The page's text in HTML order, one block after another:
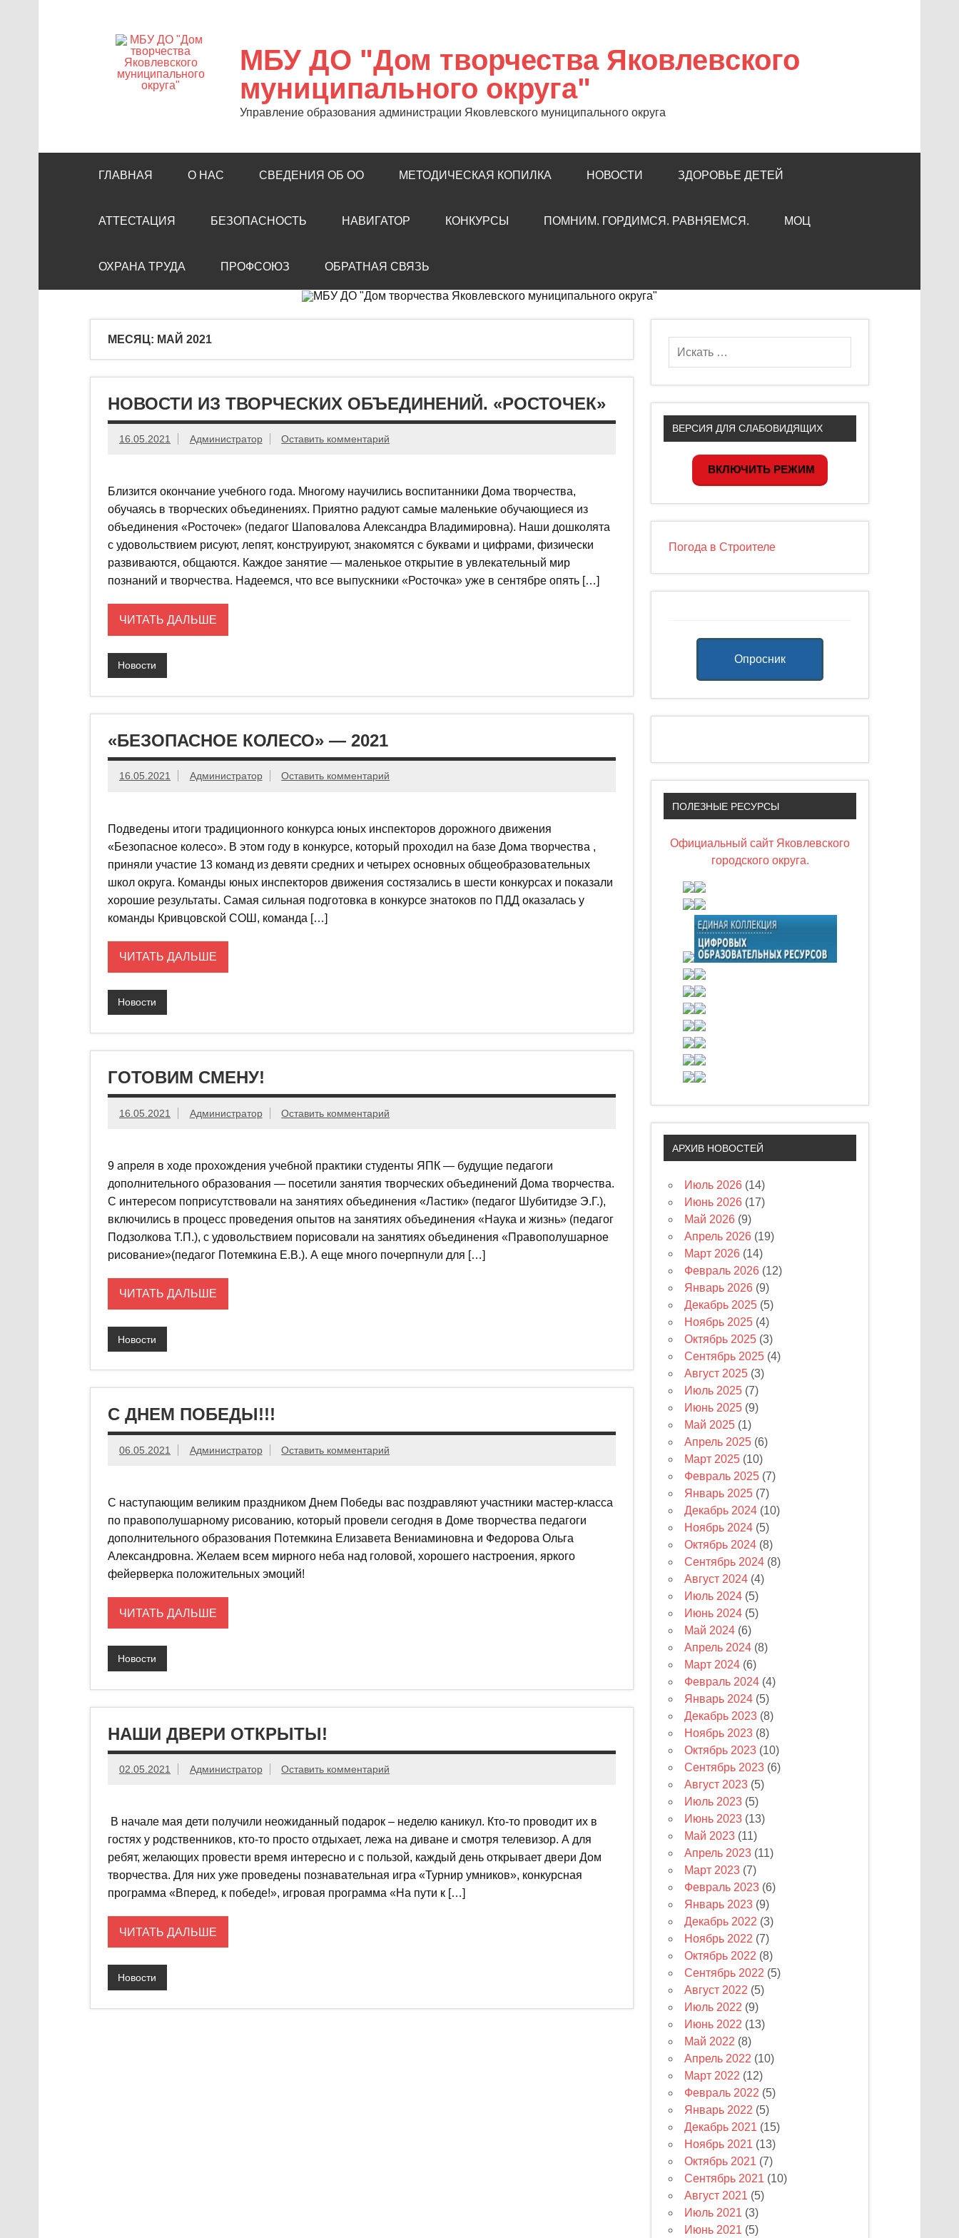
МБУ ДО "Дом творчества Яковлевского
муниципального округа"
Управление образования администрации Яковлевского муниципального округа
ГЛАВНАЯ О НАС СВЕДЕНИЯ ОБ ОО МЕТОДИЧЕСКАЯ КОПИЛКА НОВОСТИ ЗДОРОВЬЕ ДЕТЕЙ
АТТЕСТАЦИЯ БЕЗОПАСНОСТЬ НАВИГАТОР КОНКУРСЫ ПОМНИМ. ГОРДИМСЯ. РАВНЯЕМСЯ. МОЦ
ОХРАНА ТРУДА ПРОФСОЮЗ ОБРАТНАЯ СВЯЗЬ
МЕСЯЦ: МАЙ 2021
НОВОСТИ ИЗ ТВОРЧЕСКИХ ОБЪЕДИНЕНИЙ. «РОСТОЧЕК»
16.05.2021 Администратор Оставить комментарий
Близится окончание учебного года. Многому научились воспитанники Дома творчества,
обучаясь в творческих объединениях. Приятно радуют самые маленькие обучающиеся из
объединения «Росточек» (педагог Шаповалова Александра Владимировна). Наши дошколята
с удовольствием рисуют, лепят, конструируют, знакомятся с буквами и цифрами, физически
развиваются, общаются. Каждое занятие — маленькое открытие в увлекательный мир
познаний и творчества. Надеемся, что все выпускники «Росточка» уже в сентябре опять […]
ЧИТАТЬ ДАЛЬШЕ
Новости
«БЕЗОПАСНОЕ КОЛЕСО» — 2021
16.05.2021 Администратор Оставить комментарий
Подведены итоги традиционного конкурса юных инспекторов дорожного движения
«Безопасное колесо». В этом году в конкурсе, который проходил на базе Дома творчества ,
приняли участие 13 команд из девяти средних и четырех основных общеобразовательных
школ округа. Команды юных инспекторов движения состязались в шести конкурсах и показали
хорошие результаты. Самая сильная подготовка в конкурсе знатоков по ПДД оказалась у
команды Кривцовской СОШ, команда […]
ЧИТАТЬ ДАЛЬШЕ
Новости
ГОТОВИМ СМЕНУ!
16.05.2021 Администратор Оставить комментарий
9 апреля в ходе прохождения учебной практики студенты ЯПК — будущие педагоги
дополнительного образования — посетили занятия творческих объединений Дома творчества.
С интересом поприсутствовали на занятиях объединения «Ластик» (педагог Шубитидзе Э.Г.),
включились в процесс проведения опытов на занятиях объединения «Наука и жизнь» (педагог
Подзолкова Т.П.), с удовольствием порисовали на занятиях объединения «Правополушарное
рисование»(педагог Потемкина Е.В.). А еще много почерпнули для […]
ЧИТАТЬ ДАЛЬШЕ
Новости
С ДНЕМ ПОБЕДЫ!!!
06.05.2021 Администратор Оставить комментарий
С наступающим великим праздником Днем Победы вас поздравляют участники мастер-класса
по правополушарному рисованию, который провели сегодня в Доме творчества педагоги
дополнительного образования Потемкина Елизавета Вениаминовна и Федорова Ольга
Александровна. Желаем всем мирного неба над головой, хорошего настроения, яркого
фейерверка положительных эмоций!
ЧИТАТЬ ДАЛЬШЕ
Новости
НАШИ ДВЕРИ ОТКРЫТЫ!
02.05.2021 Администратор Оставить комментарий
В начале мая дети получили неожиданный подарок – неделю каникул. Кто-то проводит их в
гостях у родственников, кто-то просто отдыхает, лежа на диване и смотря телевизор. А для
ребят, желающих провести время интересно и с пользой, каждый день открывает двери Дом
творчества. Для них уже проведены познавательная игра «Турнир умников», конкурсная
программа «Вперед, к победе!», игровая программа «На пути к […]
ЧИТАТЬ ДАЛЬШЕ
Новости
ВЕРСИЯ ДЛЯ СЛАБОВИДЯЩИХ
ВКЛЮЧИТЬ РЕЖИМ
Погода в Строителе
Опросник
ПОЛЕЗНЫЕ РЕСУРСЫ
Официальный сайт Яковлевского
городского округа.
АРХИВ НОВОСТЕЙ
Июль 2026 (14)
Июнь 2026 (17)
Май 2026 (9)
Апрель 2026 (19)
Март 2026 (14)
Февраль 2026 (12)
Январь 2026 (9)
Декабрь 2025 (5)
Ноябрь 2025 (4)
Октябрь 2025 (3)
Сентябрь 2025 (4)
Август 2025 (3)
Июль 2025 (7)
Июнь 2025 (9)
Май 2025 (1)
Апрель 2025 (6)
Март 2025 (10)
Февраль 2025 (7)
Январь 2025 (7)
Декабрь 2024 (10)
Ноябрь 2024 (5)
Октябрь 2024 (8)
Сентябрь 2024 (8)
Август 2024 (4)
Июль 2024 (5)
Июнь 2024 (5)
Май 2024 (6)
Апрель 2024 (8)
Март 2024 (6)
Февраль 2024 (4)
Январь 2024 (5)
Декабрь 2023 (8)
Ноябрь 2023 (8)
Октябрь 2023 (10)
Сентябрь 2023 (6)
Август 2023 (5)
Июль 2023 (5)
Июнь 2023 (13)
Май 2023 (11)
Апрель 2023 (11)
Март 2023 (7)
Февраль 2023 (6)
Январь 2023 (9)
Декабрь 2022 (3)
Ноябрь 2022 (7)
Октябрь 2022 (8)
Сентябрь 2022 (5)
Август 2022 (5)
Июль 2022 (9)
Июнь 2022 (13)
Май 2022 (8)
Апрель 2022 (10)
Март 2022 (12)
Февраль 2022 (5)
Январь 2022 (5)
Декабрь 2021 (15)
Ноябрь 2021 (13)
Октябрь 2021 (7)
Сентябрь 2021 (10)
Август 2021 (5)
Июль 2021 (3)
Июнь 2021 (5)